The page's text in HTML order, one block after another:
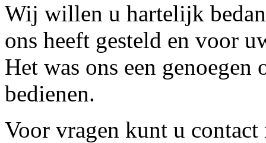
Wij willen u hartelijk
ons heeft gesteld en voor
Het was ons een
bedienen.
Voor vragen kunt u contact